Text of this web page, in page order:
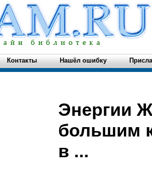
Контакты Нашёл ошибку
Энергии
большим
в ...